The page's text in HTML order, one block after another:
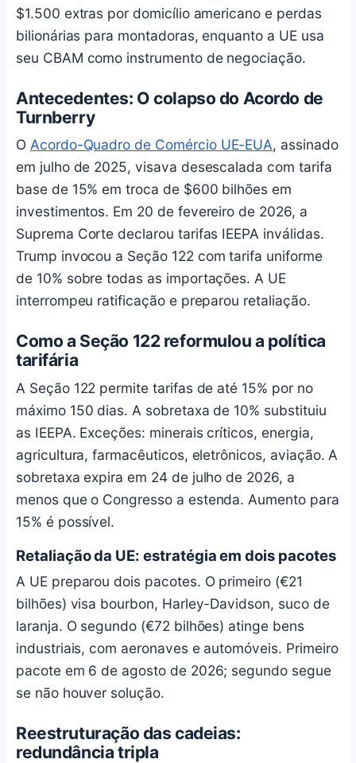
$1.500 extras por domicílio americano e perdas
bilionárias para montadoras, enquanto a UE usa
seu CBAM como instrumento de negociação.
Antecedentes: O colapso do Acordo de
Turnberry
O Acordo-Quadro de Comércio UE-EUA, assinado
em julho de 2025, visava desescalada com tarifa
base de 15% em troca de $600 bilhões em
investimentos. Em 20 de fevereiro de 2026, a
Suprema Corte declarou tarifas IEEPA inválidas.
Trump invocou a Seção 122 com tarifa uniforme
de 10% sobre todas as importações. A UE
interrompeu ratificação e preparou retaliação.
Como a Seção 122 reformulou a política
tarifária
A Seção 122 permite tarifas de até 15% por no
máximo 150 dias. A sobretaxa de 10% substituiu
as IEEPA. Exceções: minerais críticos, energia,
agricultura, farmacêuticos, eletrônicos, aviação. A
sobretaxa expira em 24 de julho de 2026, a
menos que o Congresso a estenda. Aumento para
15% é possível.
Retaliação da UE: estratégia em dois pacotes
A UE preparou dois pacotes. O primeiro (€21
bilhões) visa bourbon, Harley-Davidson, suco de
laranja. O segundo (€72 bilhões) atinge bens
industriais, com aeronaves e automóveis. Primeiro
pacote em 6 de agosto de 2026; segundo segue
se não houver solução.
Reestruturação das cadeias:
redundância tripla